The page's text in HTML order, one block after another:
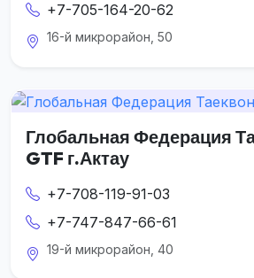
+7-705-164-20-62
16-й микрорайон, 50
Глобальная Федерация
GTF г.Актау
+7-708-119-91-03
+7-747-847-66-61
19-й микрорайон, 40